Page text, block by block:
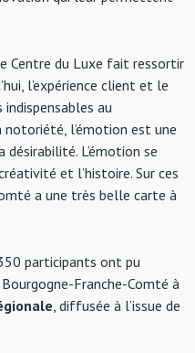
Centre du Luxe fait ressortir
l’expérience client et le
au
notoriété, l’émotion est une
L’émotion se
et l’histoire. Sur ces
a une très belle carte à
participants ont pu
Franche-Comté à
, diffusée à l’issue de